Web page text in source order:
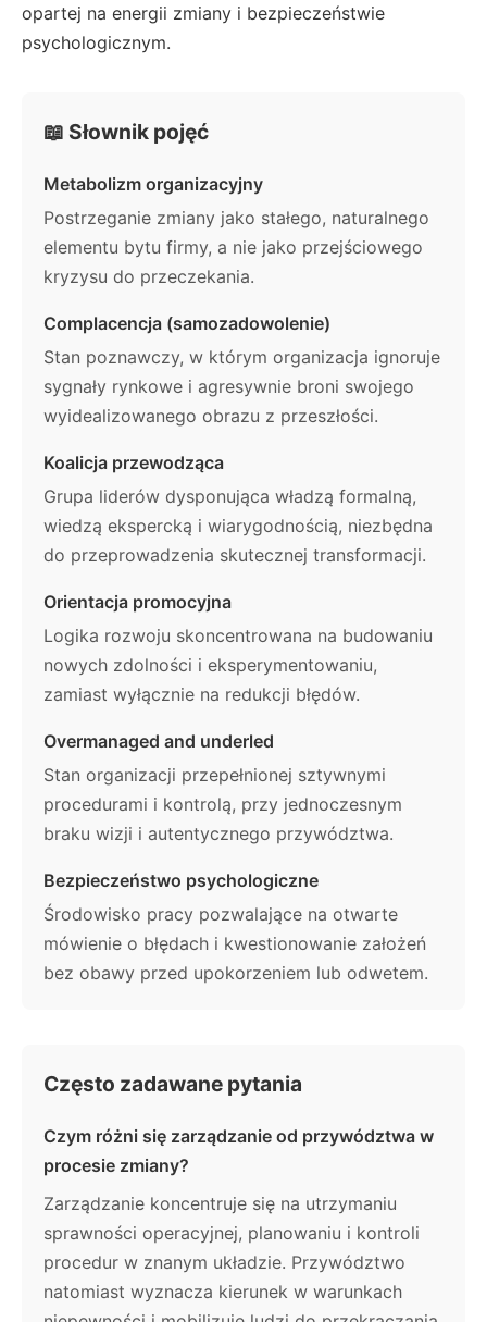
opartej na energii zmiany i bezpieczeństwie
psychologicznym.
📖 Słownik pojęć
Metabolizm organizacyjny
Postrzeganie zmiany jako stałego, naturalnego
elementu bytu firmy, a nie jako przejściowego
kryzysu do przeczekania.
Complacencja (samozadowolenie)
Stan poznawczy, w którym organizacja ignoruje
sygnały rynkowe i agresywnie broni swojego
wyidealizowanego obrazu z przeszłości.
Koalicja przewodząca
Grupa liderów dysponująca władzą formalną,
wiedzą ekspercką i wiarygodnością, niezbędna
do przeprowadzenia skutecznej transformacji.
Orientacja promocyjna
Logika rozwoju skoncentrowana na budowaniu
nowych zdolności i eksperymentowaniu,
zamiast wyłącznie na redukcji błędów.
Overmanaged and underled
Stan organizacji przepełnionej sztywnymi
procedurami i kontrolą, przy jednoczesnym
braku wizji i autentycznego przywództwa.
Bezpieczeństwo psychologiczne
Środowisko pracy pozwalające na otwarte
mówienie o błędach i kwestionowanie założeń
bez obawy przed upokorzeniem lub odwetem.
Często zadawane pytania
Czym różni się zarządzanie od przywództwa w
procesie zmiany?
Zarządzanie koncentruje się na utrzymaniu
sprawności operacyjnej, planowaniu i kontroli
procedur w znanym układzie. Przywództwo
natomiast wyznacza kierunek w warunkach